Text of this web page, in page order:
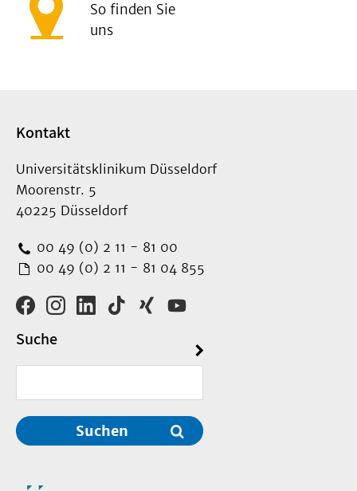
So finden Sie
uns
Kontakt
Universitätsklinikum Düsseldorf
Moorenstr. 5
40225 Düsseldorf
00 49 (0) 2 11 - 81 00
00 49 (0) 2 11 - 81 04 855
Suche
Suchen